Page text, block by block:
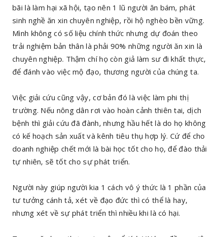
bãi là làm hại xã hội, tạo nên 1 lũ người ăn bám, phát
sinh nghề ăn xin chuyên nghiệp, rồi hộ nghèo bền vững.
Mình không có số liệu chính thức nhưng dự đoán theo
trải nghiệm bản thân là phải 90% những người ăn xin là
chuyên nghiệp. Thậm chí họ còn giả làm sư đi khất thực,
để đánh vào việc mộ đạo, thương người của chúng ta.
Việc giải cứu cũng vậy, cơ bản đó là việc làm phi thị
trường. Nếu nông dân rơi vào hoàn cảnh thiên tai, dịch
bệnh thì giải cứu đã đành, nhưng hầu hết là do họ không
có kế hoạch sản xuất và kênh tiêu thụ hợp lý. Cứ để cho
doanh nghiệp chết mới là bài học tốt cho họ, để đào thải
tự nhiên, sẽ tốt cho sự phát triển.
Người này giúp người kia 1 cách vô ý thức là 1 phần của
tư tưởng cánh tả, xét về đạo đức thì có thể là hay,
nhưng xét về sự phát triển thì nhiều khi là có hại.